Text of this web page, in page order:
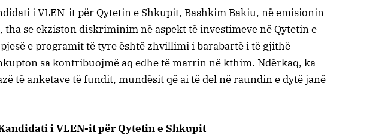
i VLEN-it për Qytetin e Shkupit, Bashkim Bakiu, në emisionin
tha se ekziston diskriminim në aspekt të investimeve në Qytetin e
e programit të tyre është zhvillimi i barabartë i të gjithë
sa kontribuojmë aq edhe të marrin në kthim. Ndërkaq, ka
të anketave të fundit, mundësit që ai të del në raundin e dytë janë
i VLEN-it për Qytetin e Shkupit